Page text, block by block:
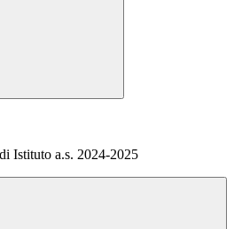
Istituto a.s. 2024-2025